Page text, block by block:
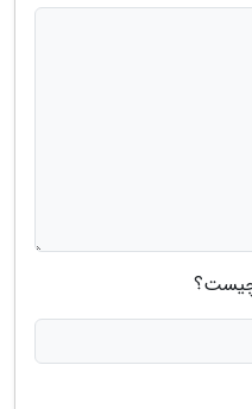
چیست؟